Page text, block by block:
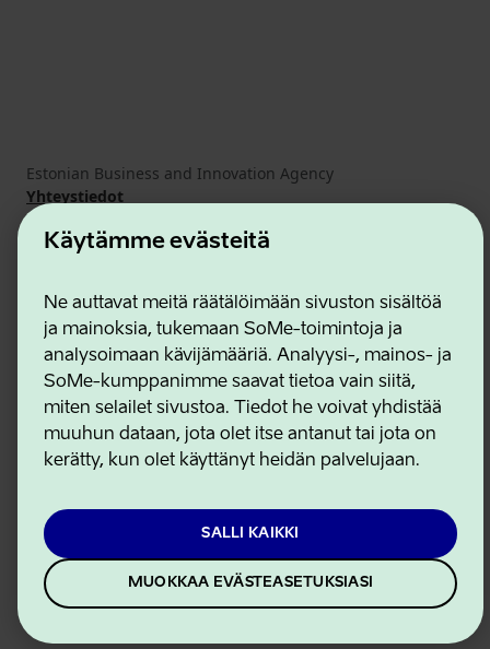
Käytämme evästeitä
Ne auttavat meitä räätälöimään sivuston sisältöä
ja mainoksia, tukemaan SoMe-toimintoja ja
analysoimaan kävijämääriä. Analyysi-, mainos- ja
SoMe-kumppanimme saavat tietoa vain siitä,
miten selailet sivustoa. Tiedot he voivat yhdistää
muuhun dataan, jota olet itse antanut tai jota on
kerätty, kun olet käyttänyt heidän palvelujaan.
SALLI KAIKKI
MUOKKAA EVÄSTEASETUKSIASI
Estonian Business and Innovation Agency
Yhteystiedot
Yhteistyökumppanit
Käyttöehdot